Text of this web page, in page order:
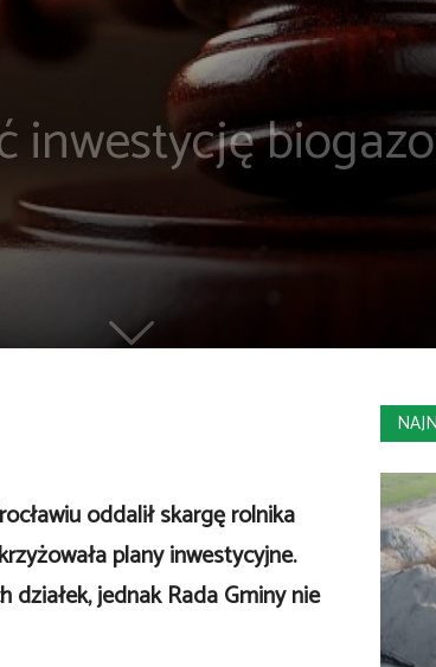
inwestycję
oddalił skargę rolnika
plany inwestycyjne.
jednak Rada Gminy nie